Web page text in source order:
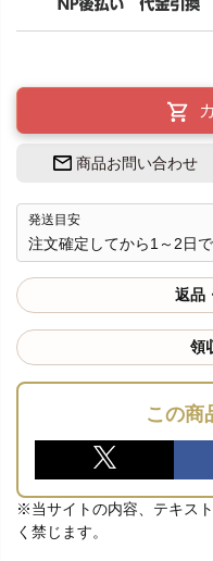
商品お問い合わせ
発送目安
注文確定してから1～2日
返品
領
この商
※当サイトの内容、テキス
く禁じます。